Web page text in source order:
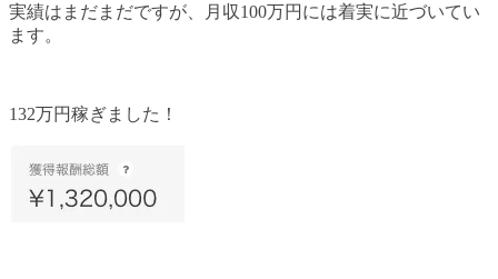
実績はまだまだですが、月収100万円には着実に近づいてい
ます。
132万円稼ぎました！